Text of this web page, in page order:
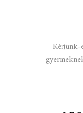
Kérjünk-